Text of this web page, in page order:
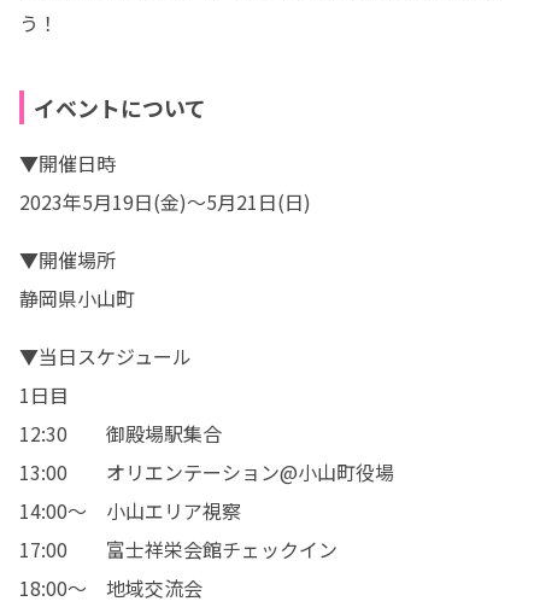
う！
イベントについて
▼開催日時
2023年5月19日(金)～5月21日(日)
▼開催場所
静岡県小山町
▼当日スケジュール
1日目
12:30　　御殿場駅集合
13:00　　オリエンテーション@小山町役場
14:00～　小山エリア視察
17:00　　富士祥栄会館チェックイン
18:00～　地域交流会